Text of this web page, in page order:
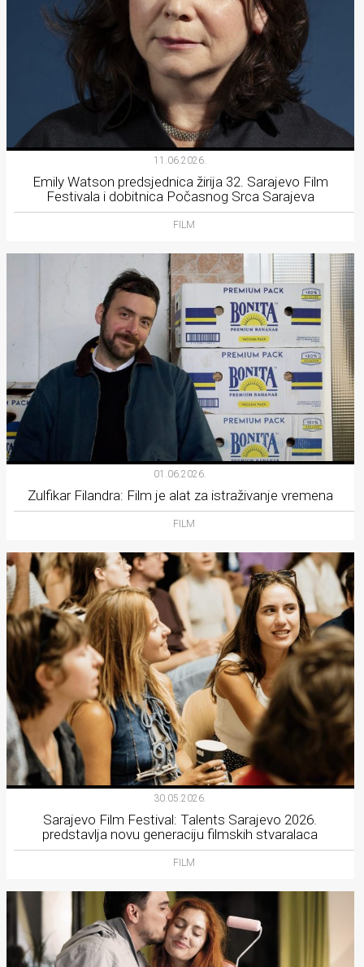
11.06.2026.
Emily Watson predsjednica žirija 32. Sarajevo Film
Festivala i dobitnica Počasnog Srca Sarajeva
FILM
01.06.2026.
Zulfikar Filandra: Film je alat za istraživanje vremena
FILM
30.05.2026.
Sarajevo Film Festival: Talents Sarajevo 2026.
predstavlja novu generaciju filmskih stvaralaca
FILM